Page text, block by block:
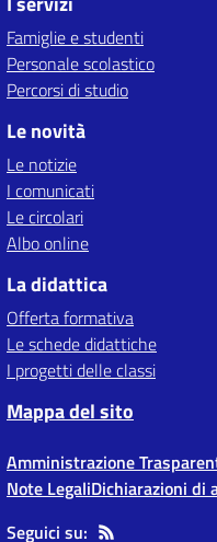
Famiglie e studenti
Personale scolastico
Percorsi di studio
Le novità
Le notizie
I comunicati
Le circolari
Albo online
La didattica
Offerta formativa
Le schede didattiche
I progetti delle classi
Mappa del sito
Amministrazione
Note LegaliDichiarazioni di
Seguici su: